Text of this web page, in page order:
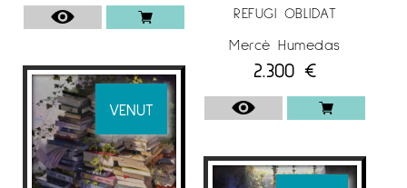
Exposición de Primavera “Menines”. Castillo de
“El color de la medicina”. Galería Benedito.
XXI Exposición pequeño formato. Galería
Benedito. Málaga.
Estiu 18 Espai G d’Art, Terrassa. Barcelona.
VENUT
REFUGI OBLIDAT
Mercè Humedas
2.300 €